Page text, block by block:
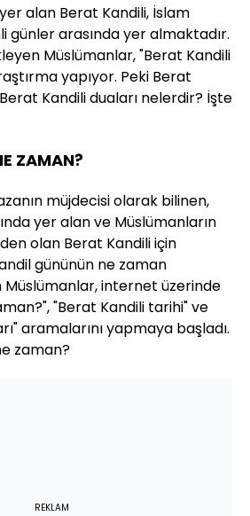
alan Berat Kandili, İslam
günler arasında yer almaktadır.
Müslümanlar, "Berat Kandili
yapıyor. Peki Berat
Kandili duaları nelerdir? İşte
ZAMAN?
müjdecisi olarak bilinen,
yer alan ve Müslümanların
olan Berat Kandili için
gününün ne zaman
Müslümanlar, internet üzerinde
"Berat Kandili tarihi" ve
aramalarını yapmaya başladı.
zaman?
REKLAM